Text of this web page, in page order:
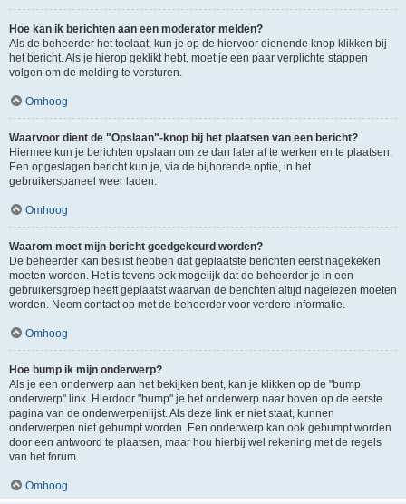
Hoe kan ik berichten aan een moderator melden?
Als de beheerder het toelaat, kun je op de hiervoor dienende knop klikken bij
het bericht. Als je hierop geklikt hebt, moet je een paar verplichte stappen
volgen om de melding te versturen.
Omhoog
Waarvoor dient de "Opslaan"-knop bij het plaatsen van een bericht?
Hiermee kun je berichten opslaan om ze dan later af te werken en te plaatsen.
Een opgeslagen bericht kun je, via de bijhorende optie, in het
gebruikerspaneel weer laden.
Omhoog
Waarom moet mijn bericht goedgekeurd worden?
De beheerder kan beslist hebben dat geplaatste berichten eerst nagekeken
moeten worden. Het is tevens ook mogelijk dat de beheerder je in een
gebruikersgroep heeft geplaatst waarvan de berichten altijd nagelezen moeten
worden. Neem contact op met de beheerder voor verdere informatie.
Omhoog
Hoe bump ik mijn onderwerp?
Als je een onderwerp aan het bekijken bent, kan je klikken op de "bump
onderwerp" link. Hierdoor "bump" je het onderwerp naar boven op de eerste
pagina van de onderwerpenlijst. Als deze link er niet staat, kunnen
onderwerpen niet gebumpt worden. Een onderwerp kan ook gebumpt worden
door een antwoord te plaatsen, maar hou hierbij wel rekening met de regels
van het forum.
Omhoog